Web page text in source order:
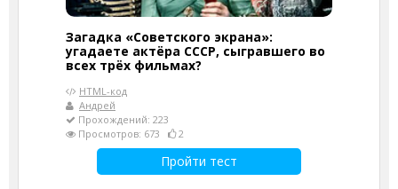
Загадка «Советского экрана»:
угадаете актёра СССР, сыгравшего во
всех трёх фильмах?
HTML-код
Андрей
Прохождений: 223
Просмотров: 673
2
Пройти тест